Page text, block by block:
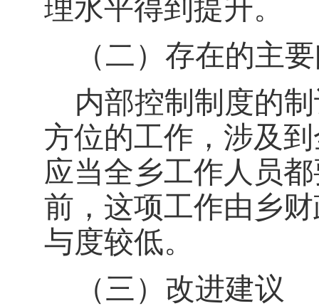
理水平得到提升。
（二）存在的主
内部控制制度的
方位的工作，涉及
应当全乡工作人员
前，这项工作由乡
与度较低。
（三）改进建议